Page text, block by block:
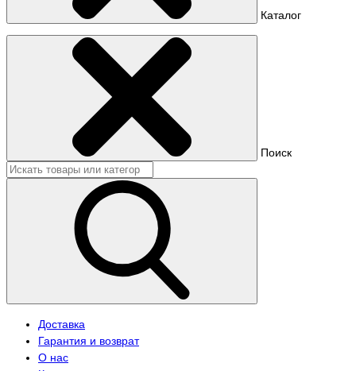
Каталог
Поиск
Доставка
Гарантия и возврат
О нас